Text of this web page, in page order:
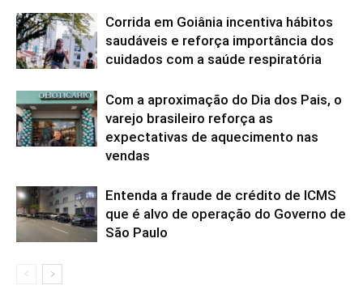
Corrida em Goiânia incentiva hábitos
saudáveis e reforça importância dos
cuidados com a saúde respiratória
Com a aproximação do Dia dos Pais, o
varejo brasileiro reforça as
expectativas de aquecimento nas
vendas
Entenda a fraude de crédito de ICMS
que é alvo de operação do Governo de
São Paulo